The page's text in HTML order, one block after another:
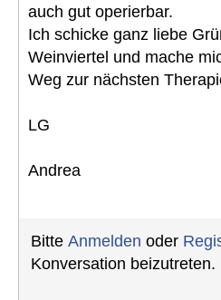
auch gut operierbar.
Ich schicke ganz liebe
Weinviertel und mache
Weg zur nächsten
LG
Andrea
Bitte Anmelden oder
Konversation beizutreten.